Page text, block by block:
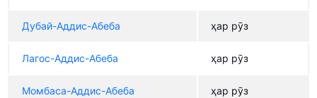
Дубай-Аддис-Абеба ҳар рӯз
Лагос-Аддис-Абеба ҳар рӯз
Момбаса-Аддис-Абеба ҳар рӯз